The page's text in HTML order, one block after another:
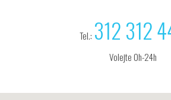
Tel.: 312 312
Volejte 0h-24h